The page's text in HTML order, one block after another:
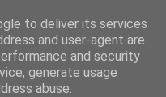
to deliver its services
and user-agent are
and security
generate usage
abuse.
Desperate Houseman : les pérégrinations d'un papa, mais pas que !